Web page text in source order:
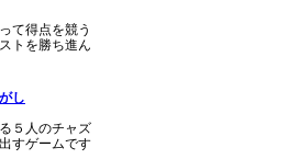
て得点を競う
トを勝ち進ん
し
５人のチャズ
すゲームです